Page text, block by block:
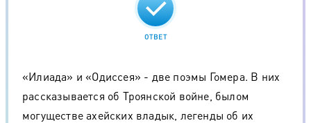
ОТВЕТ
«Илиада» и «Одиссея» - две поэмы Гомера. В них
рассказывается об Троянской войне, былом
могуществе ахейских владык, легенды об их